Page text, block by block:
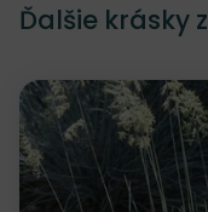
Ďalšie krásky